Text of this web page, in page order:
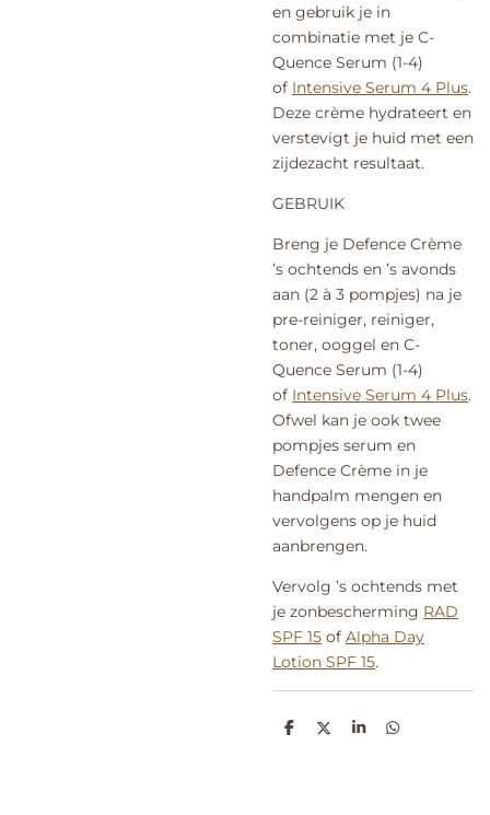
en gebruik je in
combinatie met je C-
Quence Serum (1-4)
of Intensive Serum 4 Plus.
Deze crème hydrateert en
verstevigt je huid met een
zijdezacht resultaat.
GEBRUIK
Breng je Defence Crème
’s ochtends en ’s avonds
aan (2 à 3 pompjes) na je
pre-reiniger, reiniger,
toner, ooggel en C-
Quence Serum (1-4)
of Intensive Serum 4 Plus.
Ofwel kan je ook twee
pompjes serum en
Defence Crème in je
handpalm mengen en
vervolgens op je huid
aanbrengen.
Vervolg ’s ochtends met
je zonbescherming RAD
SPF 15 of Alpha Day
Lotion SPF 15.
D
D
S
D